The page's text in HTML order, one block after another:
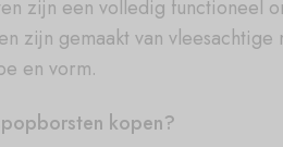
zijn een volledig functioneel
zijn gemaakt van
en vorm.
kopen?